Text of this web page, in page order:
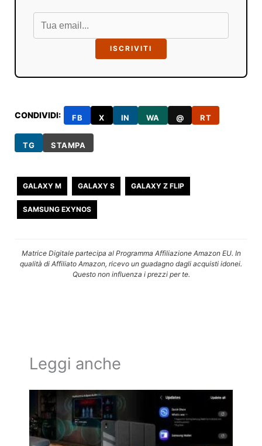
ISCRIVITI
CONDIVIDI: FB X IN WA @ RT
TG STAMPA
GALAXY M GALAXY S GALAXY Z FLIP
SAMSUNG EXYNOS
Matrice Digitale partecipa al Programma Affiliazione Amazon EU. In
qualità di Affiliato Amazon, ricevo un guadagno dagli acquisti idonei.
Questo non influenza i prezzi per te.
Leggi anche